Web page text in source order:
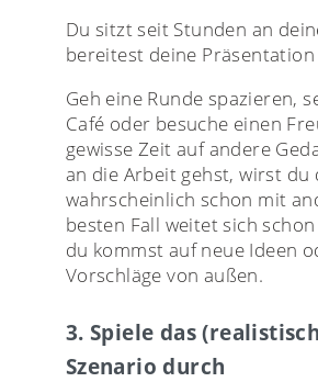
Du sitzt seit Stunden an
bereitest deine Präsentation
Geh eine Runde spazieren,
Café oder besuche einen
gewisse Zeit auf andere
an die Arbeit gehst, wirst du
wahrscheinlich schon mit
besten Fall weitet sich
du kommst auf neue Ideen
Vorschläge von außen.
3. Spiele das
Szenario durch